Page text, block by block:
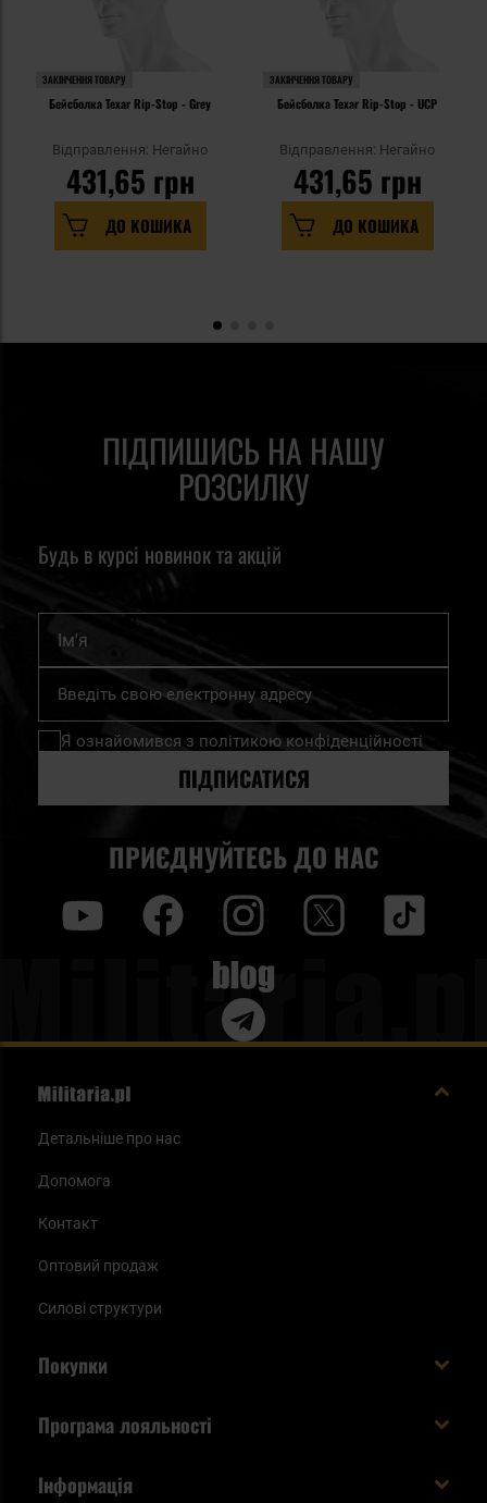
ЗАКІНЧЕННЯ ТОВАРУ
Бейсболка Texar Rip-Stop - Grey
Відправлення: Негайно
431,65 грн
ДО КОШИКА
ЗАКІНЧЕННЯ ТОВАРУ
Бейсболка Texar Rip-Stop - UCP
Відправлення: Негайно
431,65 грн
ДО КОШИКА
ПІДПИШИСЬ НА НАШУ
РОЗСИЛКУ
Будь в курсі новинок та акцій
Підпишіться
нашу
розсилку
Я ознайомився з політикою конфіденційності
ПІДПИСАТИСЯ
ПРИЄДНУЙТЕСЬ ДО НАС
Blog
Детальніше про нас
Допомога
Контакт
Оптовий продаж
Силові структури
Покупки
Способи оплати
Програма лояльності
Інформація